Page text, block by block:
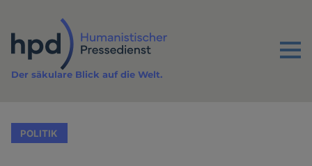
Inhalt
Menu
Der säkulare Blick auf die Welt.
POLITIK